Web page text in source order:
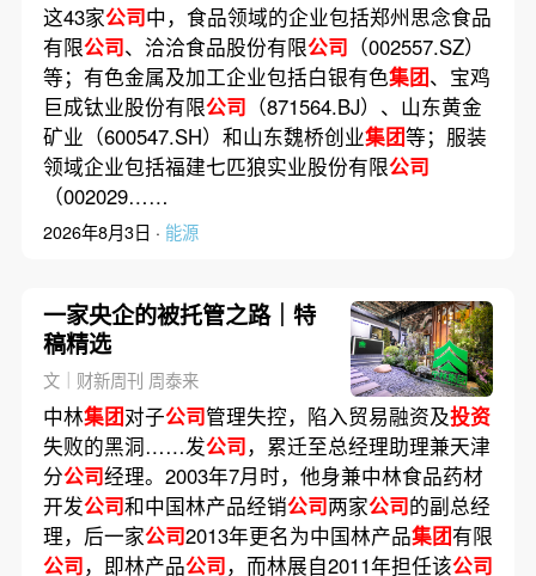
这43家公司中，食品领域的企业包括郑州思念食品
有限公司、洽洽食品股份有限公司 （002557.SZ）
等；有色金属及加工企业包括白银有色集团、宝鸡
巨成钛业股份有限公司 （871564.BJ）、山东黄金
矿业（600547.SH）和山东魏桥创业集团等；服装
领域企业包括福建七匹狼实业股份有限公司
（002029……
2026年8月3日 · 能源
一家央企的被托管之路｜特
稿精选
文｜财新周刊 周泰来
中林集团对子公司管理失控，陷入贸易融资及投资
失败的黑洞……发公司，累迁至总经理助理兼天津
分公司经理。2003年7月时，他身兼中林食品药材
开发公司和中国林产品经销公司两家公司的副总经
理，后一家公司2013年更名为中国林产品集团有限
公司，即林产品公司，而林展自2011年担任该公司